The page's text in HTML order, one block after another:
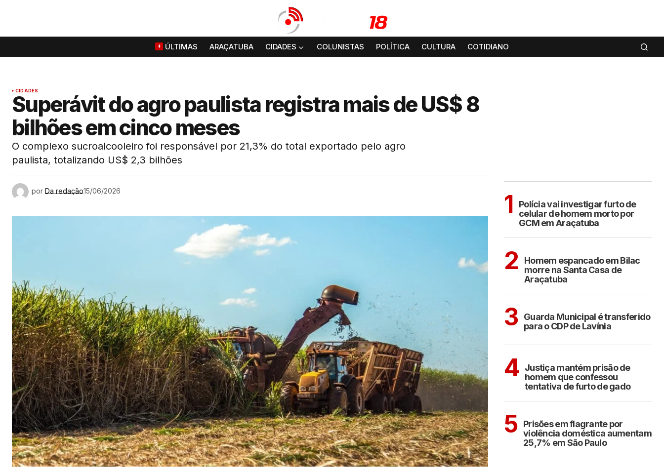
ÚLTIMAS ARAÇATUBA CIDADES COLUNISTAS POLÍTICA CULTURA COTIDIANO
CIDADES
Superávit do agro paulista registra mais de US$ 8
bilhões em cinco meses
O complexo sucroalcooleiro foi responsável por 21,3% do total exportado pelo agro
paulista, totalizando US$ 2,3 bilhões
por Da redação15/06/2026 1
Polícia vai investigar furto de
celular de homem morto por
GCM em Araçatuba
2
Homem espancado em Bilac
morre na Santa Casa de
Araçatuba
3 Guarda Municipal é transferido
para o CDP de Lavínia
4
Justiça mantém prisão de
homem que confessou
tentativa de furto de gado
5 Prisões em flagrante por
violência doméstica aumentam
25,7% em São Paulo